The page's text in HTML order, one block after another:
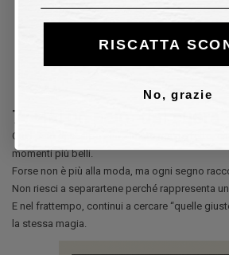
7. Hai un paio “del cuore”
Quel paio di scarpe consumato ma perfetto,
momenti più belli.
Forse non è più alla moda, ma ogni segno
Non riesci a separartene perché rappresenta
E nel frattempo, continui a cercare “quelle
la stessa magia.
RISCATTA
No, grazie